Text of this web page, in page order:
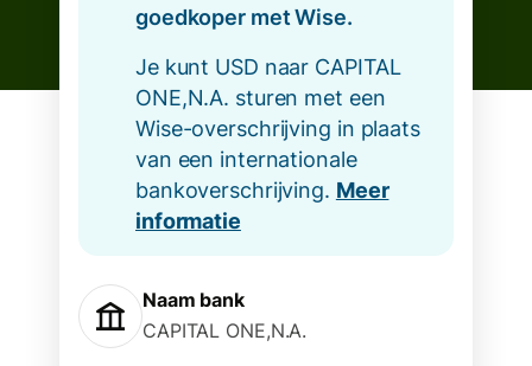
goedkoper met Wise.
Je kunt USD naar CAPITAL
ONE,N.A. sturen met een
Wise-overschrijving in plaats
van een internationale
bankoverschrijving. Meer
informatie
Naam bank
CAPITAL ONE,N.A.